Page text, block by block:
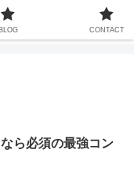
まで関わってきた中国との
するサイト
ら必須の最強コン
BLOG CONTACT